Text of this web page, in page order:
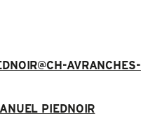
AVRANCHES-
PIEDNOIR